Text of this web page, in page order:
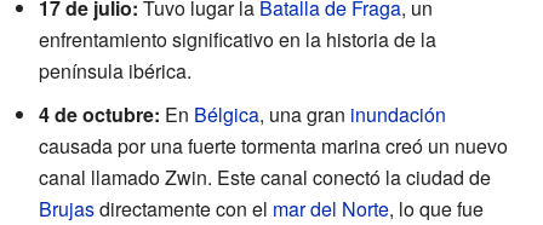
17 de julio: Tuvo lugar la Batalla de Fraga, un
enfrentamiento significativo en la historia de la
península ibérica.
4 de octubre: En Bélgica, una gran inundación
causada por una fuerte tormenta marina creó un nuevo
canal llamado Zwin. Este canal conectó la ciudad de
Brujasdirectamente con el mar del Norte, lo que fue